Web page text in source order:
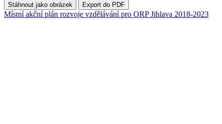
Stáhnout jako obrázek Export do PDF
Místní akční plán rozvoje vzdělávání pro ORP Jihlava 2018-2023